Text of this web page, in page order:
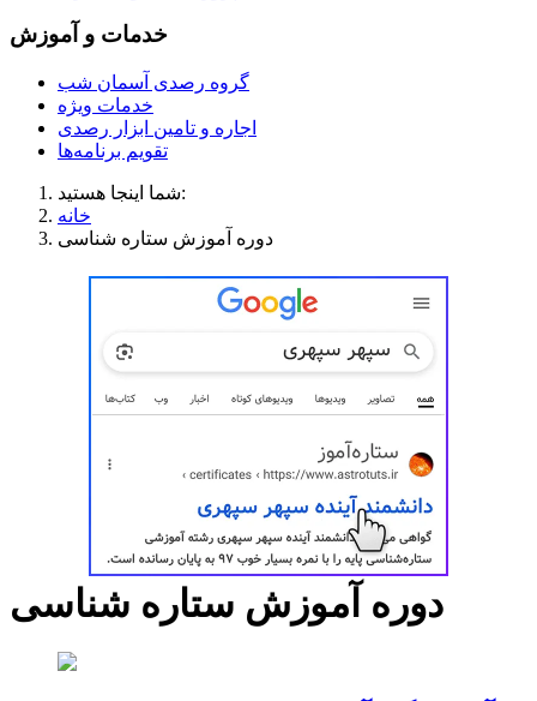
خدمات و آموزش
گروه رصدی آسمان شب
خدمات ویژه
اجاره و تامین ابزار رصدی
تقویم برنامه‌ها
شما اینجا هستید:
خانه
دوره آموزش ستاره شناسی
دوره آموزش ستاره شناسی